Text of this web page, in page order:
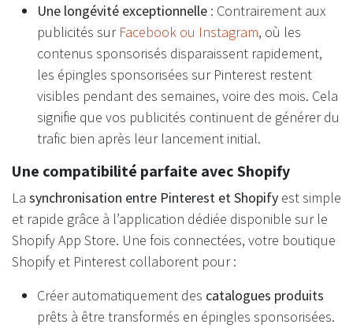
Une longévité exceptionnelle : Contrairement aux
publicités sur Facebook ou Instagram, où les
contenus sponsorisés disparaissent rapidement,
les épingles sponsorisées sur Pinterest restent
visibles pendant des semaines, voire des mois. Cela
signifie que vos publicités continuent de générer du
trafic bien après leur lancement initial.
Une compatibilité parfaite avec Shopify
La synchronisation entre Pinterest et Shopify est simple
et rapide grâce à l’application dédiée disponible sur le
Shopify App Store. Une fois connectées, votre boutique
Shopify et Pinterest collaborent pour :
Créer automatiquement des catalogues produits
prêts à être transformés en épingles sponsorisées.